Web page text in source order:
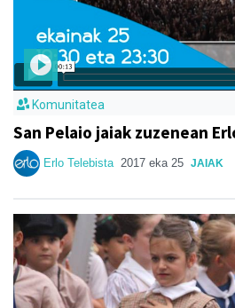
Komunitatea
San Pelaio jaiak zuzenean
Erlo Telebista 2017 eka 25 JAIAK